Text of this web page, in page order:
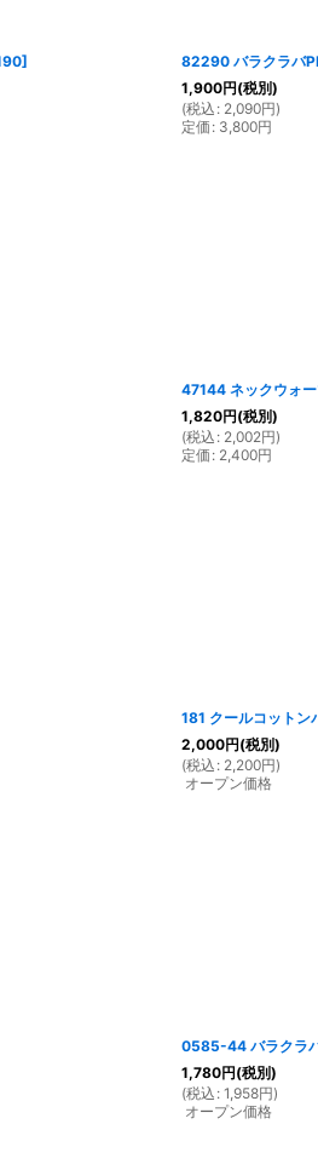
]
82290 バラクラバ
1,900円(税別)
(税込 : 2,090円)
定価 : 3,800円
47144 ネックウォ
1,820円(税別)
(税込 : 2,002円)
定価 : 2,400円
181 クールコットン
2,000円(税別)
(税込 : 2,200円)
オープン価格
0585-44 バラクラ
1,780円(税別)
(税込 : 1,958円)
オープン価格